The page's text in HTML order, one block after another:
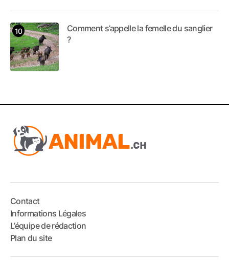
Comment s’appelle la femelle du sanglier
?
Contact
Informations Légales
L’équipe de rédaction
Plan du site